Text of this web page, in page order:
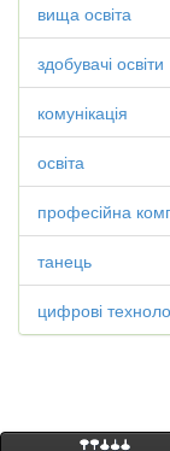
вища освіта
здобувачі освіти
комунікація
освіта
професійна
танець
цифрові